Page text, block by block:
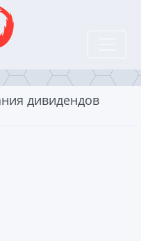
дивидендов